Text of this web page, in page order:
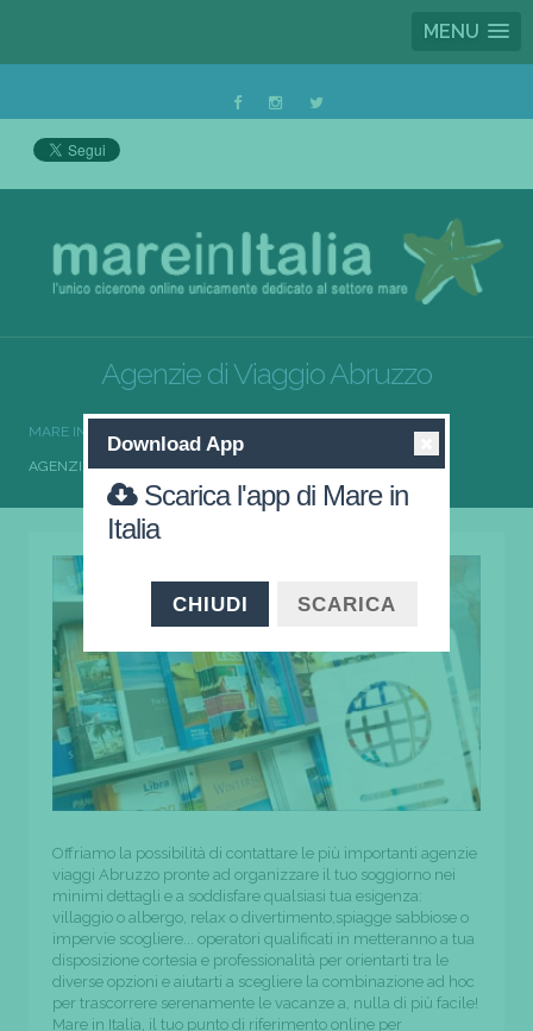
MENU
Agenzie di Viaggio Abruzzo
MARE IN ITALIA
AGENZIE DI VIAGGIO ABRUZZO
Offriamo la possibilità di contattare le più importanti agenzie
viaggi Abruzzo pronte ad organizzare il tuo soggiorno nei
minimi dettagli e a soddisfare qualsiasi tua esigenza:
villaggio o albergo, relax o divertimento,spiagge sabbiose o
impervie scogliere... operatori qualificati in metteranno a tua
disposizione cortesia e professionalità per orientarti tra le
diverse opzioni e aiutarti a scegliere la combinazione ad hoc
per trascorrere serenamente le vacanze a, nulla di più facile!
Mare in Italia, il tuo punto di riferimento online per
Download App
Scarica l'app di Mare in
Italia
CHIUDI SCARICA